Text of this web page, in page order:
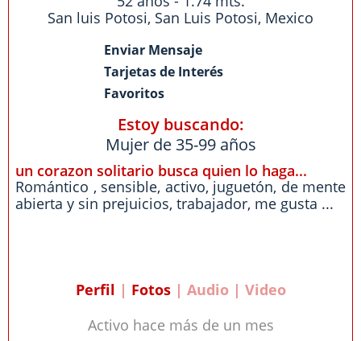
San luis Potosi, San Luis Potosi, Mexico
Enviar Mensaje
Tarjetas de Interés
Favoritos
Estoy buscando:
Mujer de 35-99 años
un corazon solitario busca quien lo haga...
Romántico , sensible, activo, juguetón, de mente
abierta y sin prejuicios, trabajador, me gusta ...
Perfil | Fotos| Audio | Video
Activo hace más de un mes